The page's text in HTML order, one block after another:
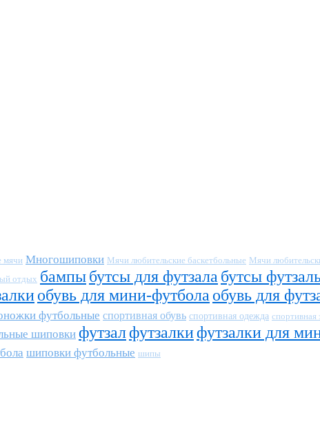
мячи Многошиповки Мячи любительские баскетбольные Мячи
отдых бампыбутсы для футзала бутсы
обувь для мини-футбола обувь для
футбольные спортивная обувь спортивная одежда спортивная
шиповки футзалфутзалкифутзалки для
шиповки футбольные шипы